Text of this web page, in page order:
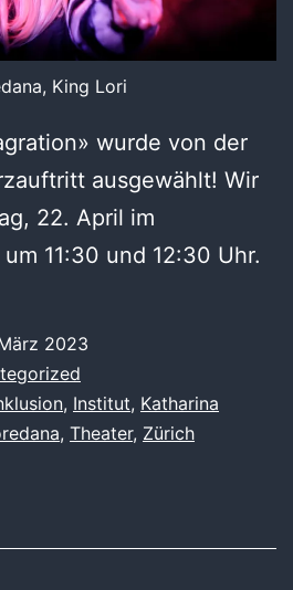
King Lori
wurde von der
ausgewählt! Wir
22. April im
11:30 und 12:30 Uhr.
2023
, Institut, Katharina
, Theater, Zürich